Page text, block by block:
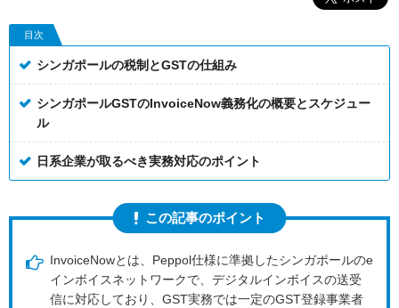
目次
シンガポールの税制とGSTの仕組み
シンガポールGSTのInvoiceNow義務化の概要とスケジュー
ル
日系企業が取るべき実務対応のポイント
この記事のポイント
InvoiceNowとは、Peppol仕様に準拠したシンガポールのe
インボイスネットワークで、デジタルインボイスの送受
信に対応しており、GST実務では一定のGST登録事業者